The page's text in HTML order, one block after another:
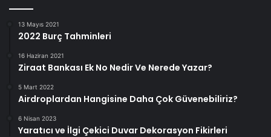
13 Mayıs 2021
2022 Burç Tahminleri
16 Haziran 2021
Ziraat Bankası Ek No Nedir Ve Nerede Yazar?
5 Mart 2022
Airdroplardan Hangisine Daha Çok Güvenebiliriz?
6 Nisan 2023
Yaratıcı ve İlgi Çekici Duvar Dekorasyon Fikirleri